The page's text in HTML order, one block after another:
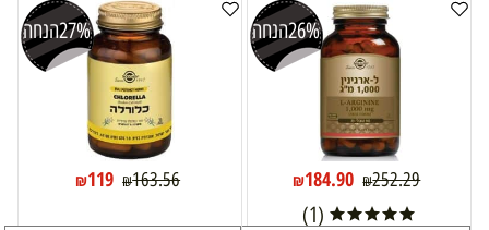
26%הנחה
₪252.29
₪184.90
(1)
27%הנחה
₪163.56
₪119